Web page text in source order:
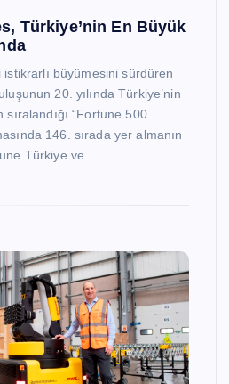
Türkiye’nin En Büyük
istikrarlı büyümesini sürdüren
20. yılında Türkiye’nin
“Fortune 500
146. sırada yer almanın
Türkiye ve…